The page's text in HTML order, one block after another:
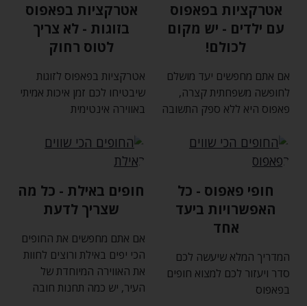
אטרקציות בפאפוס
עם ילדים - יש מקום
לכולם!
אם אתם מחפשים יעד מושלם
לחופשה משפחתית קצרה‚
פאפוס היא ללא ספק התשובה
אטרקציות בפאפוס
בזוגות - לא צריך
לטוס רחוק
אטרקציות בפאפוס לזוגות
שיבטיחו לכם זמן איכות אמיתי
באווירה אינטימית
חופי פאפוס - כל
האפשרויות ביעד
אחד
המדריך המלא שיעשה לכם
סדר ויעזור לכם למצוא חופים
בפאפוס
חופים באילת - כל מה
שצריך לדעת
אם אתם מחפשים את החופים
הכי יפים באילת ורוצים לחוות
את האווירה המיוחדת של
העיר‚ יש כמה תחנות חובה